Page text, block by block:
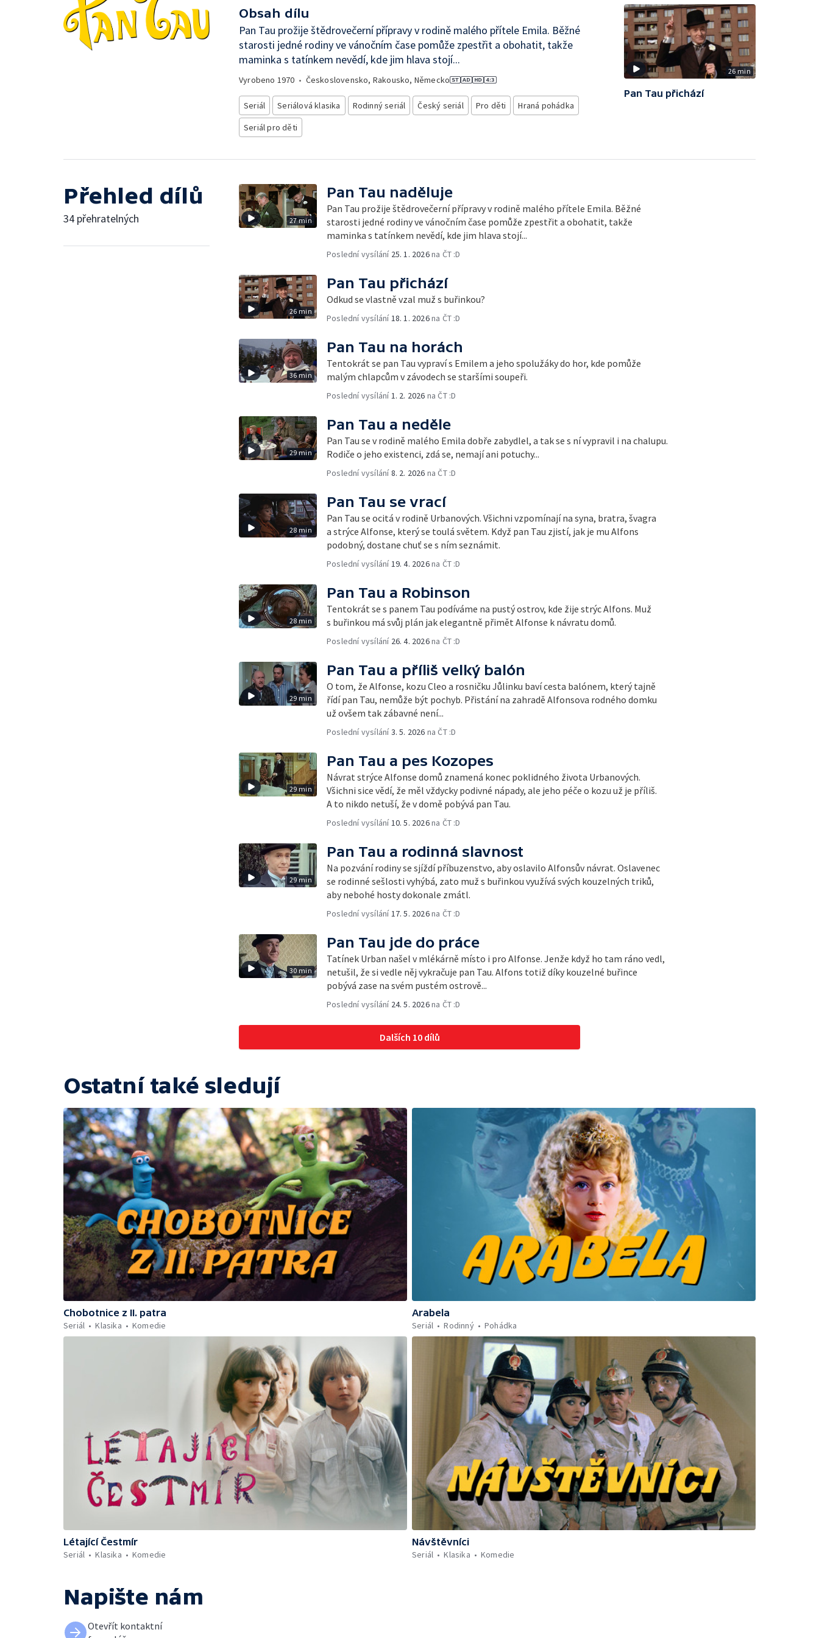
Obsah dílu
Pan Tau prožije štědrovečerní přípravy v rodině malého přítele Emila. Běžné
starosti jedné rodiny ve vánočním čase pomůže zpestřit a obohatit, takže
maminka s tatínkem nevědí, kde jim hlava stojí...
Vyrobeno 1970 • Československo, Rakousko, Německo
Seriál Seriálová klasika Rodinný seriál Český seriál Pro děti
Hraná pohádka
Seriál pro děti
26 min
Pan Tau přichází
Přehled dílů
34 přehratelných 27 min
Pan Tau naděluje
Pan Tau prožije štědrovečerní přípravy v rodině malého přítele Emila. Běžné
starosti jedné rodiny ve vánočním čase pomůže zpestřit a obohatit, takže
maminka s tatínkem nevědí, kde jim hlava stojí...
Poslední vysílání 25. 1. 2026na ČT :D
26 min
Pan Tau přichází
Odkud se vlastně vzal muž s buřinkou?
Poslední vysílání18. 1. 2026na ČT :D
36 min
Pan Tau na horách
Tentokrát se pan Tau vypraví s Emilem a jeho spolužáky do hor, kde pomůže
malým chlapcům v závodech se staršími soupeři.
Poslední vysílání1. 2. 2026 na ČT :D
29 min
Pan Tau a neděle
Pan Tau se v rodině malého Emila dobře zabydlel, a tak se s ní vypravil i na chalupu.
Rodiče o jeho existenci, zdá se, nemají ani potuchy...
Poslední vysílání8. 2. 2026 na ČT :D
28 min
Pan Tau se vrací
Pan Tau se ocitá v rodině Urbanových. Všichni vzpomínají na syna, bratra, švagra
a strýce Alfonse, který se toulá světem. Když pan Tau zjistí, jak je mu Alfons
podobný, dostane chuť se s ním seznámit.
Poslední vysílání19. 4. 2026na ČT :D
28 min
Pan Tau a Robinson
Tentokrát se s panem Tau podíváme na pustý ostrov, kde žije strýc Alfons. Muž
s buřinkou má svůj plán jak elegantně přimět Alfonse k návratu domů.
Poslední vysílání 26. 4. 2026na ČT :D
29 min
Pan Tau a příliš velký balón
O tom, že Alfonse, kozu Cleo a rosničku Jůlinku baví cesta balónem, který tajně
řídí pan Tau, nemůže být pochyb. Přistání na zahradě Alfonsova rodného domku
už ovšem tak zábavné není...
Poslední vysílání3. 5. 2026 na ČT :D
29 min
Pan Tau a pes Kozopes
Návrat strýce Alfonse domů znamená konec poklidného života Urbanových.
Všichni sice vědí, že měl vždycky podivné nápady, ale jeho péče o kozu už je příliš.
A to nikdo netuší, že v domě pobývá pan Tau.
Poslední vysílání10. 5. 2026na ČT :D
29 min
Pan Tau a rodinná slavnost
Na pozvání rodiny se sjíždí příbuzenstvo, aby oslavilo Alfonsův návrat. Oslavenec
se rodinné sešlosti vyhýbá, zato muž s buřinkou využívá svých kouzelných triků,
aby nebohé hosty dokonale zmátl.
Poslední vysílání17. 5. 2026na ČT :D
30 min
Pan Tau jde do práce
Tatínek Urban našel v mlékárně místo i pro Alfonse. Jenže když ho tam ráno vedl,
netušil, že si vedle něj vykračuje pan Tau. Alfons totiž díky kouzelné buřince
pobývá zase na svém pustém ostrově...
Poslední vysílání 24. 5. 2026na ČT :D
Dalších 10 dílů
Ostatní také sledují
Chobotnice z II. patra
Seriál
Klasika Komedie
Arabela
Seriál
Rodinný Pohádka
Létající Čestmír
Seriál
Klasika Komedie
Návštěvníci
Seriál
Klasika Komedie
Napište nám
Otevřít kontaktní